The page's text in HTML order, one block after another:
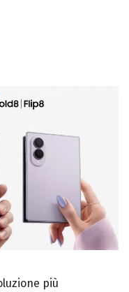
più